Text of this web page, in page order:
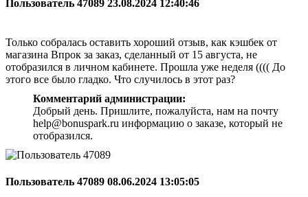
Пользователь 47089 23.08.2024 12:40:46
Только собралась оставить хороший отзыв, как кэшбек от
магазина Впрок за заказ, сделанный от 15 августа, не
отобразился в личном кабинете. Прошла уже неделя (((( До
этого все было гладко. Что случилось в этот раз?
Комментарий администрации:
Добрый день. Пришлите, пожалуйста, нам на почту
help@bonuspark.ru информацию о заказе, который не
отобразился.
Пользователь 47089 08.06.2024 13:05:05